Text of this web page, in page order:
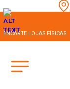
ENCARTE LOJAS FÍSICAS